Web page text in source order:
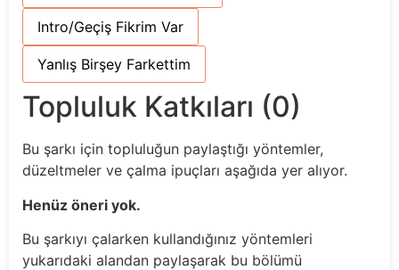
Intro/Geçiş Fikrim Var
Yanlış Birşey Farkettim
Topluluk Katkıları (0)
Bu şarkı için topluluğun paylaştığı yöntemler,
düzeltmeler ve çalma ipuçları aşağıda yer alıyor.
Henüz öneri yok.
Bu şarkıyı çalarken kullandığınız yöntemleri
yukarıdaki alandan paylaşarak bu bölümü